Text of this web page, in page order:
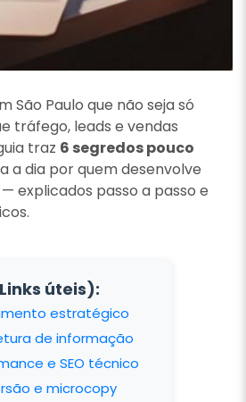
São Paulo que não seja só
tráfego, leads e vendas
traz 6 segredos pouco
a dia por quem desenvolve
explicados passo a passo e
úteis):
estratégico
de informação
e SEO técnico
e microcopy